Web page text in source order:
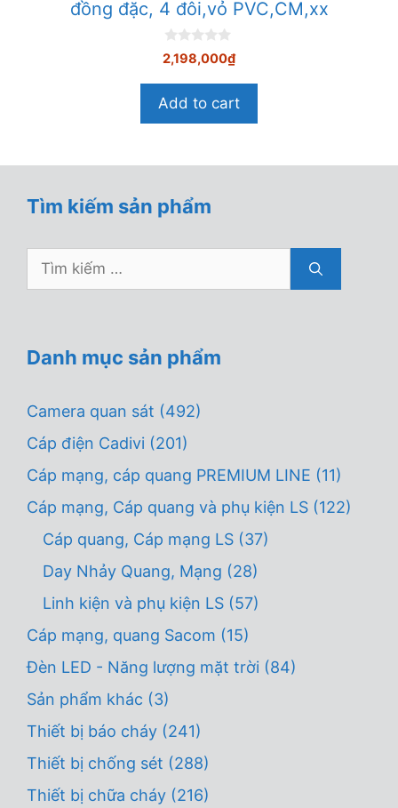
đồng đặc, 4 đôi,vỏ PVC,CM,xx
0
n
à
5
2,198,000₫
Add to cart
Tìm kiếm sản phẩm
Tìm
Danh mục sản phẩm
Camera quan sát (492)
Cáp điện Cadivi (201)
Cáp mạng, cáp quang PREMIUM LINE (11)
Cáp mạng, Cáp quang và phụ kiện LS (122)
Cáp quang, Cáp mạng LS (37)
Day Nhảy Quang, Mạng (28)
Linh kiện và phụ kiện LS (57)
Cáp mạng, quang Sacom (15)
Đèn LED - Năng lượng mặt trời (84)
Sản phẩm khác (3)
Thiết bị báo cháy (241)
Thiết bị chống sét (288)
Thiết bị chữa cháy (216)